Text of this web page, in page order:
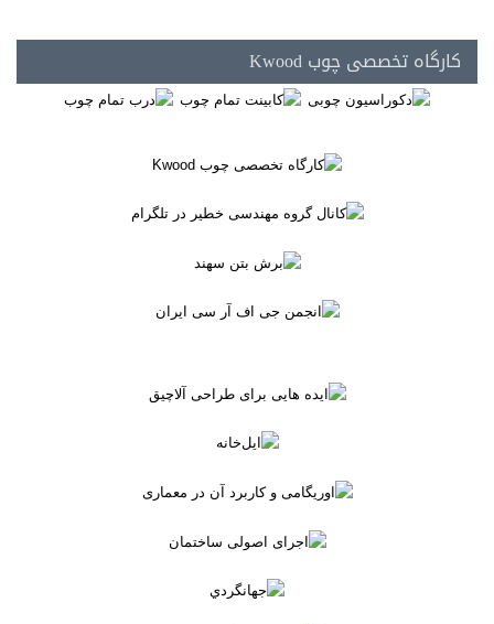
کارگاه تخصصی چوب Kwood